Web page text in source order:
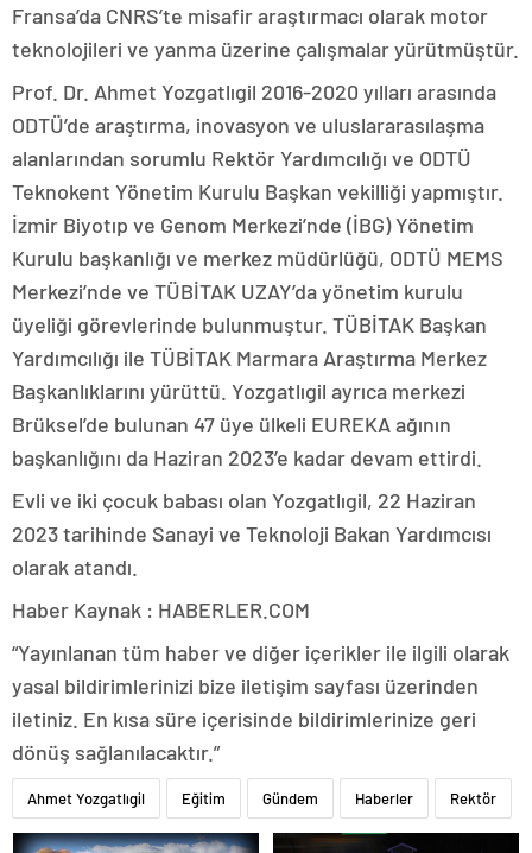
Fransa’da CNRS’te misafir araştırmacı olarak motor
teknolojileri ve yanma üzerine çalışmalar yürütmüştür.
Prof. Dr. Ahmet Yozgatlıgil 2016-2020 yılları arasında
ODTÜ’de araştırma, inovasyon ve uluslararasılaşma
alanlarından sorumlu Rektör Yardımcılığı ve ODTÜ
Teknokent Yönetim Kurulu Başkan vekilliği yapmıştır.
İzmir Biyotıp ve Genom Merkezi’nde (İBG) Yönetim
Kurulu başkanlığı ve merkez müdürlüğü, ODTÜ MEMS
Merkezi’nde ve TÜBİTAK UZAY’da yönetim kurulu
üyeliği görevlerinde bulunmuştur. TÜBİTAK Başkan
Yardımcılığı ile TÜBİTAK Marmara Araştırma Merkez
Başkanlıklarını yürüttü. Yozgatlıgil ayrıca merkezi
Brüksel’de bulunan 47 üye ülkeli EUREKA ağının
başkanlığını da Haziran 2023’e kadar devam ettirdi.
Evli ve iki çocuk babası olan Yozgatlıgil, 22 Haziran
2023 tarihinde Sanayi ve Teknoloji Bakan Yardımcısı
olarak atandı.
Haber Kaynak : HABERLER.COM
“Yayınlanan tüm haber ve diğer içerikler ile ilgili olarak
yasal bildirimlerinizi bize iletişim sayfası üzerinden
iletiniz. En kısa süre içerisinde bildirimlerinize geri
dönüş sağlanılacaktır.”
Ahmet Yozgatlıgil Eğitim Gündem Haberler Rektör